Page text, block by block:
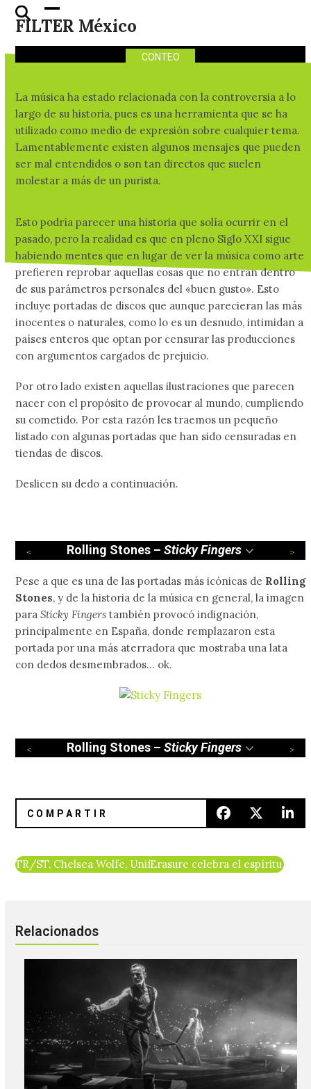
Skip
FILTER México
Open
mobile
Close
mobile
CONTEO
censurados por su portada
La música ha estado relacionada con la controversia a lo
largo de su historia, pues es una herramienta que se ha
utilizado como medio de expresión sobre cualquier tema.
Lamentablemente existen algunos mensajes que pueden
ser mal entendidos o son tan directos que suelen
molestar a más de un purista.
Esto podría parecer una historia que solía ocurrir en el
pasado, pero la realidad es que en pleno Siglo XXI sigue
habiendo mentes que en lugar de ver la música como arte
prefieren reprobar aquellas cosas que no entran dentro
de sus parámetros personales del «buen gusto». Esto
incluye portadas de discos que aunque parecieran las más
inocentes o naturales, como lo es un desnudo, intimidan a
países enteros que optan por censurar las producciones
con argumentos cargados de prejuicio.
Por otro lado existen aquellas ilustraciones que parecen
nacer con el propósito de provocar al mundo, cumpliendo
su cometido. Por esta razón les traemos un pequeño
listado con algunas portadas que han sido censuradas en
tiendas de discos.
Deslicen su dedo a continuación.
Rolling Stones –Sticky Fingers
Pese a que es una de las portadas más icónicas de Rolling
Stones, y de la historia de la música en general, la imagen
paraSticky Fingers también provocó indignación,
principalmente en España, donde remplazaron esta
portada por una más aterradora que mostraba una lata
con dedos desmembrados… ok.
Rolling Stones –Sticky Fingers
TR/ST, Chelsea Wolfe, Uniform forman parte de ‘Reigning
Erasure celebra el espíritu
Relacionados